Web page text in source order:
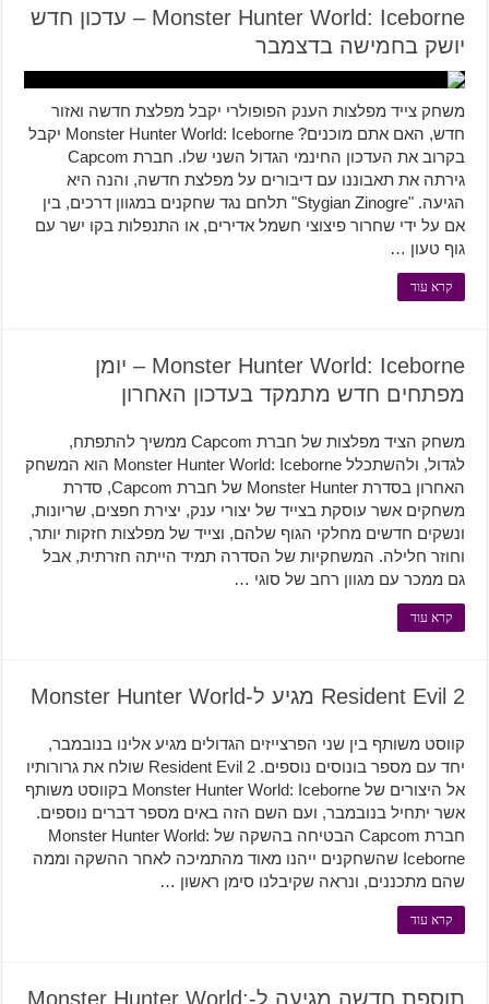
Monster Hunter World: Iceborne – עדכון חדש
יושק בחמישה בדצמבר
משחק צייד מפלצות הענק הפופולרי יקבל מפלצת חדשה ואזור
חדש, האם אתם מוכנים? Monster Hunter World: Iceborne יקבל
בקרוב את העדכון החינמי הגדול השני שלו. חברת Capcom
גירתה את תאבוננו עם דיבורים על מפלצת חדשה, והנה היא
הגיעה. "Stygian Zinogre" תלחם נגד שחקנים במגוון דרכים, בין
אם על ידי שחרור פיצוצי חשמל אדירים, או התנפלות בקו ישר עם
גוף טעון …
קרא עוד
Monster Hunter World: Iceborne – יומן
מפתחים חדש מתמקד בעדכון האחרון
משחק הציד מפלצות של חברת Capcom ממשיך להתפתח,
לגדול, ולהשתכלל Monster Hunter World: Iceborne הוא המשחק
האחרון בסדרת Monster Hunter של חברת Capcom, סדרת
משחקים אשר עוסקת בצייד של יצורי ענק, יצירת חפצים, שריונות,
ונשקים חדשים מחלקי הגוף שלהם, וצייד של מפלצות חזקות יותר,
וחוזר חלילה. המשחקיות של הסדרה תמיד הייתה חזרתית, אבל
גם ממכר עם מגוון רחב של סוגי …
קרא עוד
Resident Evil 2 מגיע ל-Monster Hunter World
קווסט משותף בין שני הפרצייזים הגדולים מגיע אלינו בנובמבר,
יחד עם מספר בונוסים נוספים. Resident Evil 2 שולח את גרורותיו
אל היצורים של Monster Hunter World: Iceborne בקווסט משותף
אשר יתחיל בנובמבר, ועם השם הזה באים מספר דברים נוספים.
חברת Capcom הבטיחה בהשקה של Monster Hunter World:
Iceborne שהשחקנים ייהנו מאוד מהתמיכה לאחר ההשקה וממה
שהם מתכננים, ונראה שקיבלנו סימן ראשון …
קרא עוד
תוספת חדשה מגיעה ל-Monster Hunter World: